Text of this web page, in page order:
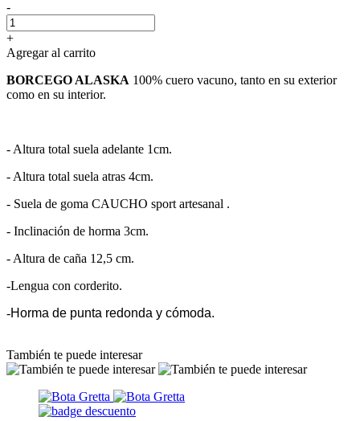
-
+
Agregar al carrito
BORCEGO ALASKA 100% cuero vacuno, tanto en su exterior
como en su interior.
- Altura total suela adelante 1cm.
- Altura total suela atras 4cm.
- Suela de goma CAUCHO sport artesanal .
- Inclinación de horma 3cm.
- Altura de caña 12,5 cm.
-Lengua con corderito.
-Horma de punta redonda y cómoda.
También te puede interesar